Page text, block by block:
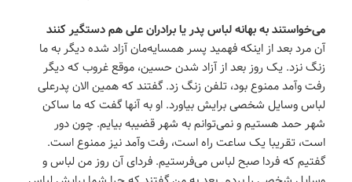
می‌خواستند به بهانه لباس پدر یا برادران علی هم دستگیر کنند
آن مرد بعد از اینکه فهمید پسر همسایه‌مان آزاد شده دیگر به ما
زنگ نزد. یک روز بعد از آزاد شدن حسین، موقع غروب که دیگر
رفت وآمد ممنوع بود، تلفن زنگ زد. گفتند که همین الان پدرعلی
لباس وسایل شخصی برایش بیاورد. او به آنها گفت که ما ساکن
شهر حمد هستیم و نمی‌توانم به شهر قضیبه بیایم. چون دور
است، تقریبا یک ساعت راه است، رفت وآمد نیز ممنوع است.
گفتیم که فردا صبح لباس می‌فرستیم. فردای آن روز من لباس و
وسایل شخصی را بردم. بعد به من گفتند که چرا شما برایش لباس